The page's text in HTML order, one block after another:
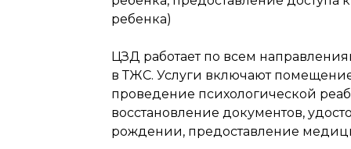
ребенка)
ЦЗД работает по всем
в ТЖС. Услуги включают
проведение психологической
восстановление документов,
рождении, предоставление